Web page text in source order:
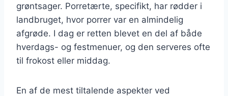
grøntsager. Porretærte, specifikt, har rødder i
landbruget, hvor porrer var en almindelig
afgrøde. I dag er retten blevet en del af både
hverdags- og festmenuer, og den serveres ofte
til frokost eller middag.
En af de mest tiltalende aspekter ved